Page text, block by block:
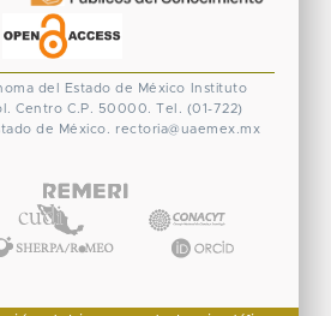
del Estado de México
Instituto
Centro C.P. 50000. Tel. (01-722)
de México. rectoria@uaemex.mx